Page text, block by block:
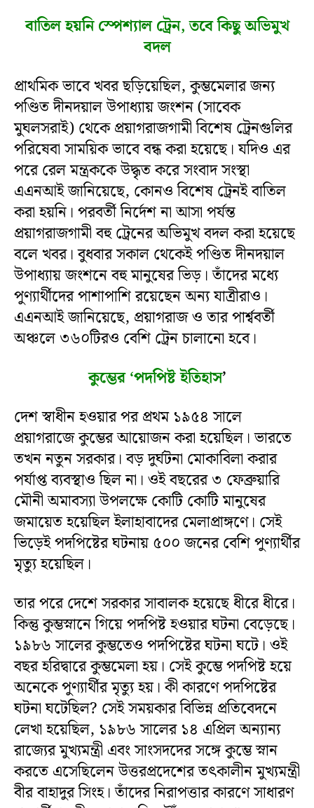
বাতিল হয়নি স্পেশ্যাল ট্রেন, তবে কিছু অভিমুখ
বদল
প্রাথমিক ভাবে খবর ছড়িয়েছিল, কুম্ভমেলার জন্য
পণ্ডিত দীনদয়াল উপাধ্যায় জংশন (সাবেক
মুঘলসরাই) থেকে প্রয়াগরাজগামী বিশেষ ট্রেনগুলির
পরিষেবা সাময়িক ভাবে বন্ধ করা হয়েছে। যদিও এর
পরে রেল মন্ত্রককে উদ্ধৃত করে সংবাদ সংস্থা
এএনআই জানিয়েছে, কোনও বিশেষ ট্রেনই বাতিল
করা হয়নি। পরবর্তী নির্দেশ না আসা পর্যন্ত
প্রয়াগরাজগামী বহু ট্রেনের অভিমুখ বদল করা হয়েছে
বলে খবর। বুধবার সকাল থেকেই পণ্ডিত দীনদয়াল
উপাধ্যায় জংশনে বহু মানুষের ভিড়। তাঁদের মধ্যে
পুণ্যার্থীদের পাশাপাশি রয়েছেন অন্য যাত্রীরাও।
এএনআই জানিয়েছে, প্রয়াগরাজ ও তার পার্শ্ববর্তী
অঞ্চলে ৩৬০টিরও বেশি ট্রেন চালানো হবে।
কুম্ভের ‘পদপিষ্ট ইতিহাস’
দেশ স্বাধীন হওয়ার পর প্রথম ১৯৫৪ সালে
প্রয়াগরাজে কুম্ভের আয়োজন করা হয়েছিল। ভারতে
তখন নতুন সরকার। বড় দুর্ঘটনা মোকাবিলা করার
পর্যাপ্ত ব্যবস্থাও ছিল না। ওই বছরের ৩ ফেব্রুয়ারি
মৌনী অমাবস্যা উপলক্ষে কোটি কোটি মানুষের
জমায়েত হয়েছিল ইলাহাবাদের মেলাপ্রাঙ্গণে। সেই
ভিড়েই পদপিষ্টের ঘটনায় ৫০০ জনের বেশি পুণ্যার্থীর
মৃত্যু হয়েছিল।
তার পরে দেশে সরকার সাবালক হয়েছে ধীরে ধীরে।
কিন্তু কুম্ভস্নানে গিয়ে পদপিষ্ট হওয়ার ঘটনা বেড়েছে।
১৯৮৬ সালের কুম্ভতেও পদপিষ্টের ঘটনা ঘটে। ওই
বছর হরিদ্বারে কুম্ভমেলা হয়। সেই কুম্ভে পদপিষ্ট হয়ে
অনেকে পুণ্যার্থীর মৃত্যু হয়। কী কারণে পদপিষ্টের
ঘটনা ঘটেছিল? সেই সময়কার বিভিন্ন প্রতিবেদনে
লেখা হয়েছিল, ১৯৮৬ সালের ১৪ এপ্রিল অন্যান্য
রাজ্যের মুখ্যমন্ত্রী এবং সাংসদদের সঙ্গে কুম্ভে স্নান
করতে এসেছিলেন উত্তরপ্রদেশের তৎকালীন মুখ্যমন্ত্রী
বীর বাহাদুর সিংহ। তাঁদের নিরাপত্তার কারণে সাধারণ